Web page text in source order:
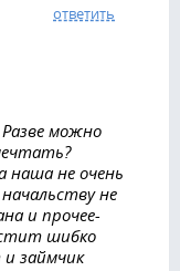
ответить
можно
наша не очень
не
и прочее-
шибко
займчик